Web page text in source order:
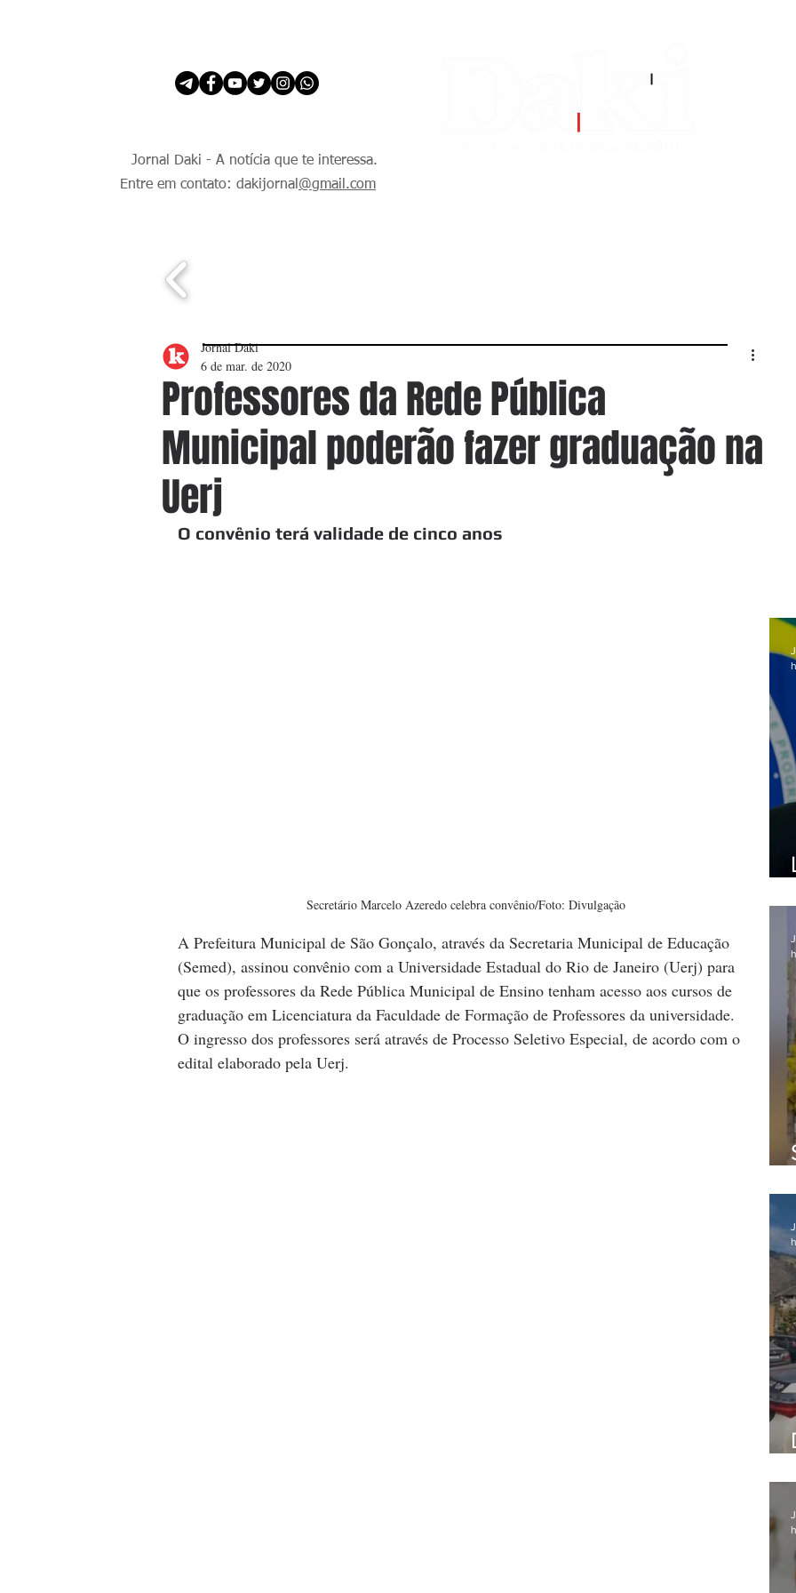
Jornal Daki - A notícia que te interessa.
Entre em contato: dakijornal @gmail.com
Professores da Rede Pública
Municipal poderão fazer graduação na
Uerj
Jornal Daki
6 de mar. de 2020
O convênio terá validade de cinco anos
Secretário Marcelo Azeredo celebra convênio/Foto: Divulgação
A Prefeitura Municipal de São Gonçalo, através da Secretaria Municipal de Educação
(Semed), assinou convênio com a Universidade Estadual do Rio de Janeiro (Uerj) para
que os professores da Rede Pública Municipal de Ensino tenham acesso aos cursos de
graduação em Licenciatura da Faculdade de Formação de Professores da universidade.
O ingresso dos professores será através de Processo Seletivo Especial, de acordo com o
edital elaborado pela Uerj.